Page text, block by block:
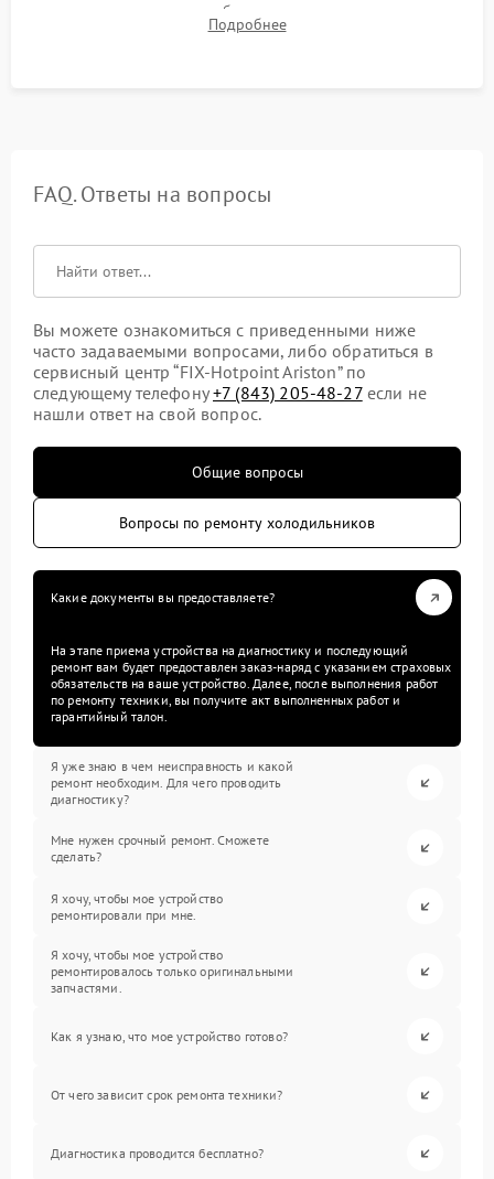
компрессора, отсутствия обмерзания стенок и корректного
срабатывания системы автоматической оттайки.
Подробнее
FAQ. Ответы на вопросы
Вы можете ознакомиться с приведенными ниже
часто задаваемыми вопросами, либо обратиться в
сервисный центр “FIX-Hotpoint Ariston” по
следующему телефону+7 (843) 205-48-27если не
нашли ответ на свой вопрос.
Общие вопросы
Вопросы по ремонту холодильников
Какие документы вы предоставляете?
На этапе приема устройства на диагностику и последующий
ремонт вам будет предоставлен заказ-наряд с указанием страховых
обязательств на ваше устройство. Далее, после выполнения работ
по ремонту техники, вы получите акт выполненных работ и
гарантийный талон.
Я уже знаю в чем неисправность и какой
ремонт необходим. Для чего проводить
диагностику?
Мне нужен срочный ремонт. Сможете
сделать?
Я хочу, чтобы мое устройство
ремонтировали при мне.
Я хочу, чтобы мое устройство
ремонтировалось только оригинальными
запчастями.
Как я узнаю, что мое устройство готово?
От чего зависит срок ремонта техники?
Диагностика проводится бесплатно?